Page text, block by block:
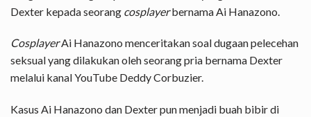
Dexter kepada seorang cosplayerbernama Ai Hanazono.
CosplayerAi Hanazono menceritakan soal dugaan pelecehan
seksual yang dilakukan oleh seorang pria bernama Dexter
melalui kanal YouTube Deddy Corbuzier.
Kasus Ai Hanazono dan Dexter pun menjadi buah bibir di